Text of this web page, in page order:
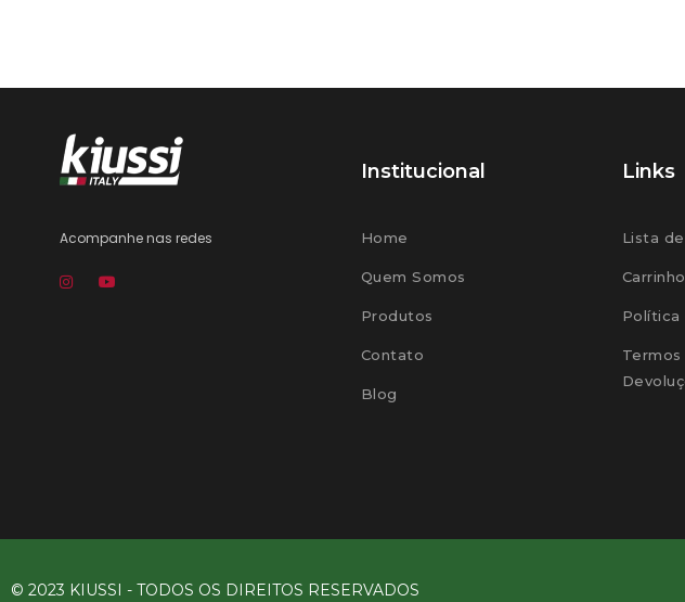
Acompanhe nas redes
Institucional
Home
Quem Somos
Produtos
Contato
Blog
Links
Lista
Carrinho
Política
Termos
© 2023 KIUSSI - TODOS OS DIREITOS RESERVADOS